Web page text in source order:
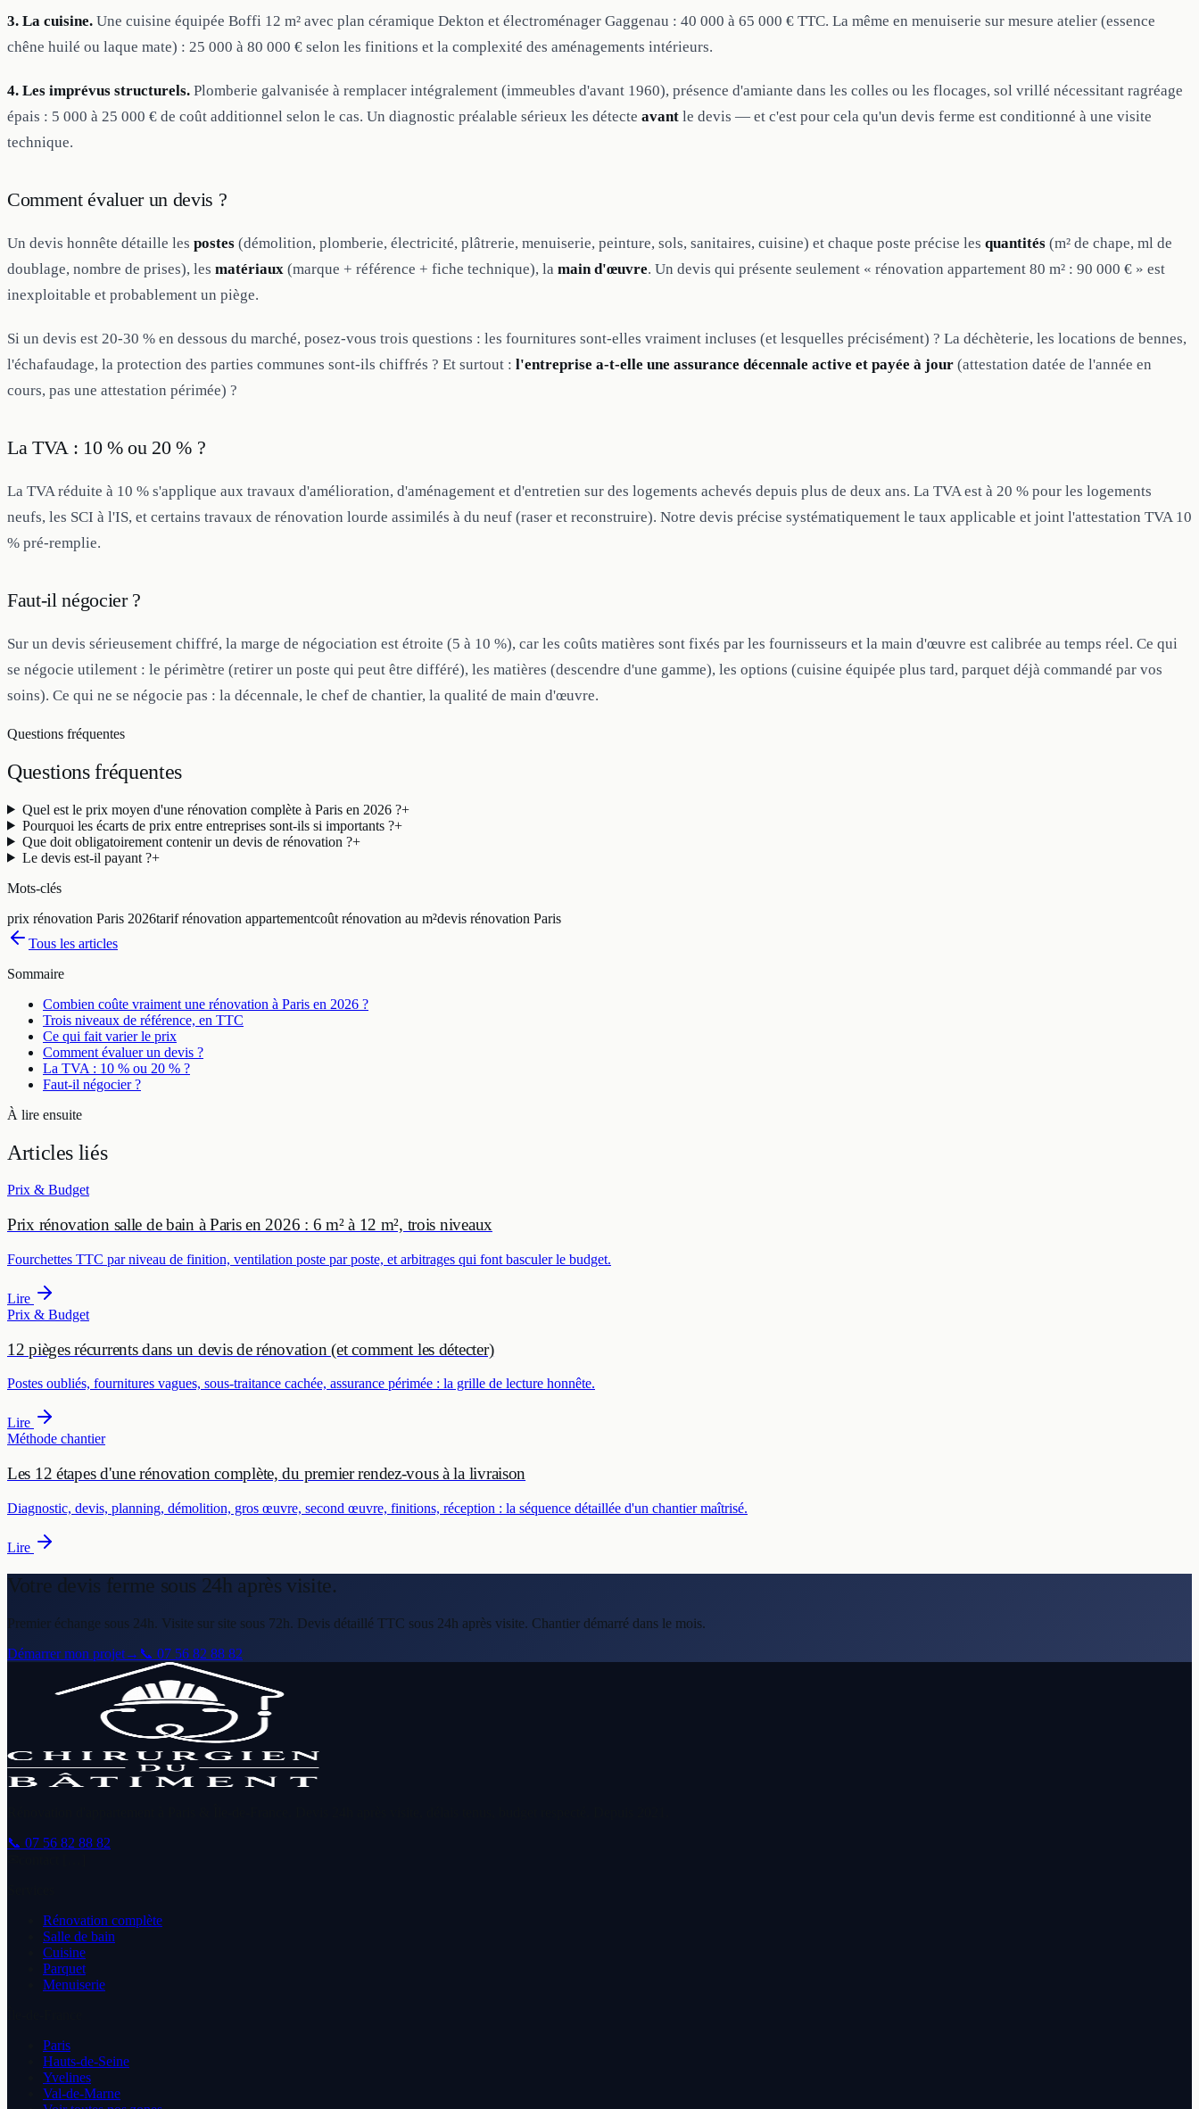
3. La cuisine. Une cuisine équipée Boffi 12 m² avec plan céramique Dekton et électroménager Gaggenau : 40 000 à 65 000 € TTC. La même en menuiserie sur mesure atelier (essence
chêne huilé ou laque mate) : 25 000 à 80 000 € selon les finitions et la complexité des aménagements intérieurs.
4. Les imprévus structurels. Plomberie galvanisée à remplacer intégralement (immeubles d'avant 1960), présence d'amiante dans les colles ou les flocages, sol vrillé nécessitant ragréage
épais : 5 000 à 25 000 € de coût additionnel selon le cas. Un diagnostic préalable sérieux les détecte avant le devis — et c'est pour cela qu'un devis ferme est conditionné à une visite
technique.
Comment évaluer un devis ?
Un devis honnête détaille les postes (démolition, plomberie, électricité, plâtrerie, menuiserie, peinture, sols, sanitaires, cuisine) et chaque poste précise les quantités (m² de chape, ml de
doublage, nombre de prises), les matériaux (marque + référence + fiche technique), la main d'œuvre. Un devis qui présente seulement « rénovation appartement 80 m² : 90 000 € » est
inexploitable et probablement un piège.
Si un devis est 20-30 % en dessous du marché, posez-vous trois questions : les fournitures sont-elles vraiment incluses (et lesquelles précisément) ? La déchèterie, les locations de bennes,
l'échafaudage, la protection des parties communes sont-ils chiffrés ? Et surtout : l'entreprise a-t-elle une assurance décennale active et payée à jour (attestation datée de l'année en
cours, pas une attestation périmée) ?
La TVA : 10 % ou 20 % ?
La TVA réduite à 10 % s'applique aux travaux d'amélioration, d'aménagement et d'entretien sur des logements achevés depuis plus de deux ans. La TVA est à 20 % pour les logements
neufs, les SCI à l'IS, et certains travaux de rénovation lourde assimilés à du neuf (raser et reconstruire). Notre devis précise systématiquement le taux applicable et joint l'attestation TVA 10
% pré-remplie.
Faut-il négocier ?
Sur un devis sérieusement chiffré, la marge de négociation est étroite (5 à 10 %), car les coûts matières sont fixés par les fournisseurs et la main d'œuvre est calibrée au temps réel. Ce qui
se négocie utilement : le périmètre (retirer un poste qui peut être différé), les matières (descendre d'une gamme), les options (cuisine équipée plus tard, parquet déjà commandé par vos
soins). Ce qui ne se négocie pas : la décennale, le chef de chantier, la qualité de main d'œuvre.
Questions fréquentes
Questionsfréquentes
Quel est le prix moyen d'une rénovation complète à Paris en 2026 ?+
Pourquoi les écarts de prix entre entreprises sont-ils si importants ?+
Que doit obligatoirement contenir un devis de rénovation ?+
Le devis est-il payant ?+
Mots-clés
prix rénovation Paris 2026tarif rénovation appartementcoût rénovation au m²devis rénovation Paris
Tous les articles
Sommaire
Combien coûte vraiment une rénovation à Paris en 2026 ?
Trois niveaux de référence, en TTC
Ce qui fait varier le prix
Comment évaluer un devis ?
La TVA : 10 % ou 20 % ?
Faut-il négocier ?
À lire ensuite
Articles liés
Prix & Budget
Prix rénovation salle de bain à Paris en 2026 : 6 m² à 12 m², trois niveaux
Fourchettes TTC par niveau de finition, ventilation poste par poste, et arbitrages qui font basculer le budget.
Lire
Prix & Budget
12 pièges récurrents dans un devis de rénovation (et comment les détecter)
Postes oubliés, fournitures vagues, sous-traitance cachée, assurance périmée : la grille de lecture honnête.
Lire
Méthode chantier
Les 12 étapes d'une rénovation complète, du premier rendez-vous à la livraison
Diagnostic, devis, planning, démolition, gros œuvre, second œuvre, finitions, réception : la séquence détaillée d'un chantier maîtrisé.
Lire
Votre devis ferme sous 24h après visite.
Premier échange sous 24h. Visite sur site sous 72h. Devis détaillé TTC sous 24h après visite. Chantier démarré dans le mois.
Démarrer mon projet→ 📞 07 56 82 88 82
📞 07 56 82 88 82
Rénovation complète
Salle de bain
Cuisine
Parquet
Menuiserie
Paris
Hauts-de-Seine
Yvelines
Val-de-Marne